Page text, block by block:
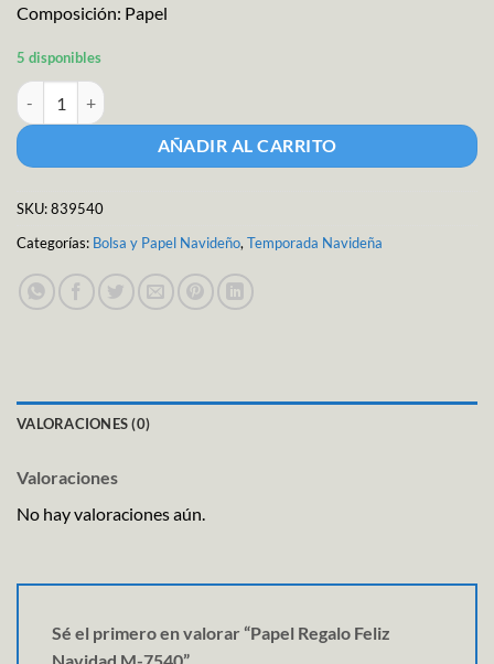
Composición: Papel
5 disponibles
Papel Regalo Feliz Navidad M-7540 cantidad
AÑADIR AL CARRITO
SKU:839540
Categorías: Bolsa y Papel Navideño, Temporada Navideña
VALORACIONES (0)
Valoraciones
No hay valoraciones aún.
Sé el primero en valorar “Papel Regalo Feliz